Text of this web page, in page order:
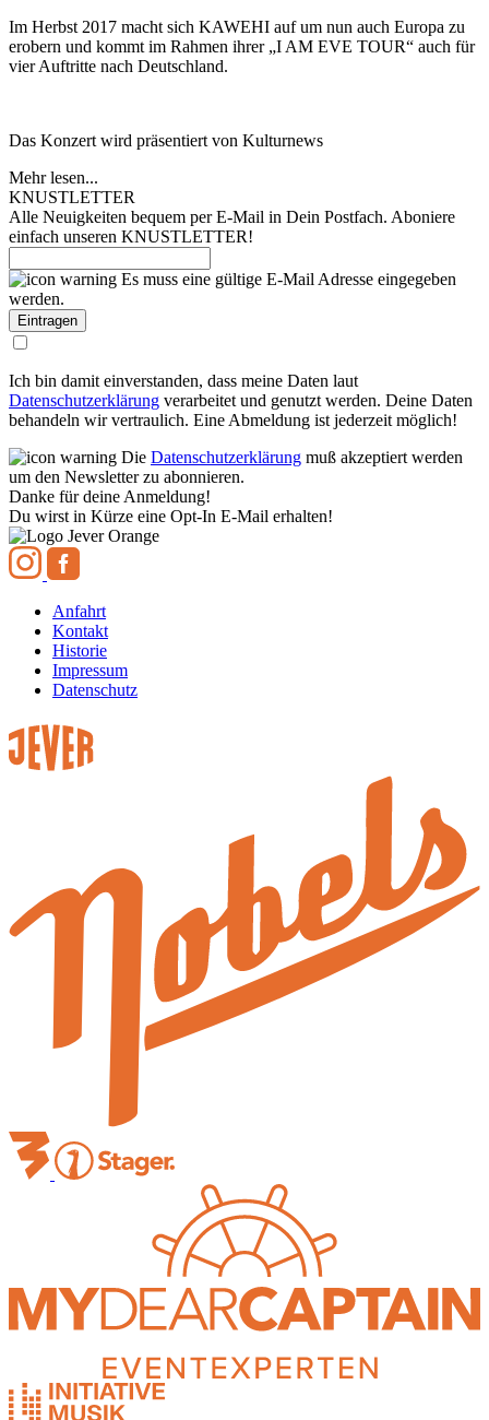
Im Herbst 2017 macht sich KAWEHI auf um nun auch Europa zu
erobern und kommt im Rahmen ihrer „I AM EVE TOUR“ auch für
vier Auftritte nach Deutschland.
Das Konzert wird präsentiert von Kulturnews
Mehr lesen...
KNUSTLETTER
Alle Neuigkeiten bequem per E-Mail in Dein Postfach. Aboniere
einfach unseren KNUSTLETTER!
Es muss eine gültige E-Mail Adresse eingegeben
werden.
Ich bin damit einverstanden, dass meine Daten laut
Datenschutzerklärung verarbeitet und genutzt werden. Deine Daten
behandeln wir vertraulich. Eine Abmeldung ist jederzeit möglich!
Die Datenschutzerklärung muß akzeptiert werden
um den Newsletter zu abonnieren.
Danke für deine Anmeldung!
Du wirst in Kürze eine Opt-In E-Mail erhalten!
Anfahrt
Kontakt
Historie
Impressum
Datenschutz